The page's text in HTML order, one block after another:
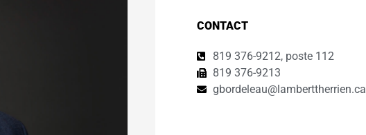
CONTACT
819 376-9212, poste 112
819 376-9213
gbordeleau@lamberttherrien.ca